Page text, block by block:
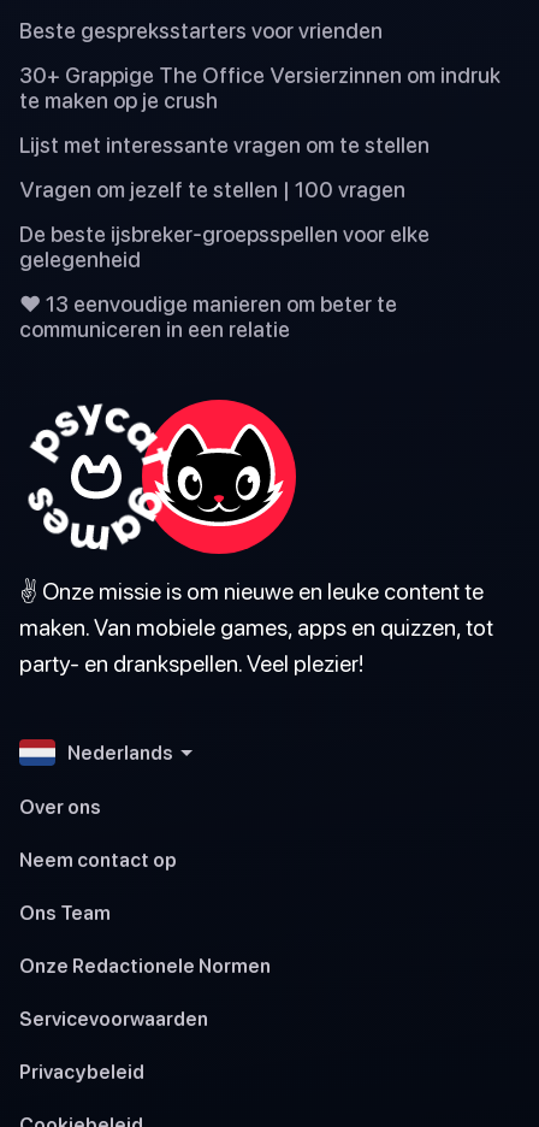
Beste gespreksstarters voor vrienden
30+ Grappige The Office Versierzinnen om indruk
te maken op je crush
Lijst met interessante vragen om te stellen
Vragen om jezelf te stellen | 100 vragen
De beste ijsbreker-groepsspellen voor elke
gelegenheid
❤️ 13 eenvoudige manieren om beter te
communiceren in een relatie
✌️ Onze missie is om nieuwe en leuke content te
maken. Van mobiele games, apps en quizzen, tot
party- en drankspellen. Veel plezier!
Nederlands
Over ons
Neem contact op
Ons Team
Onze Redactionele Normen
Servicevoorwaarden
Privacybeleid